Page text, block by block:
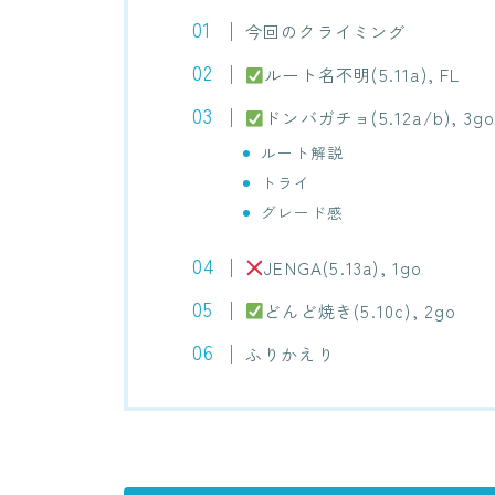
今回のクライミング
ルート名不明(5.11a), FL
ドンバガチョ(5.12a/b), 3go
ルート解説
トライ
グレード感
JENGA(5.13a), 1go
どんど焼き(5.10c), 2go
ふりかえり